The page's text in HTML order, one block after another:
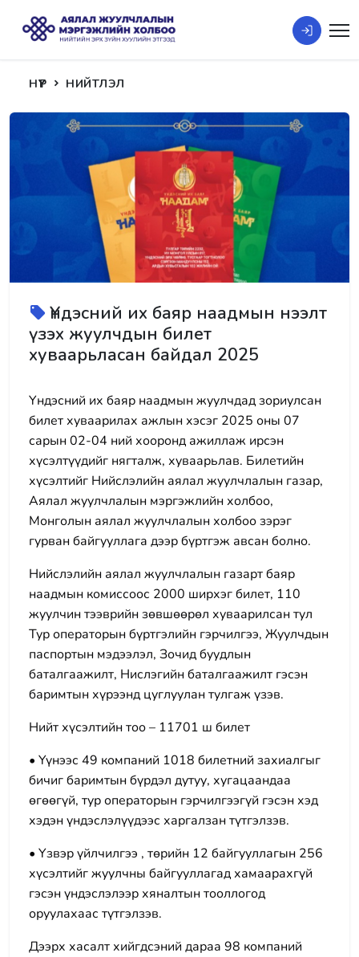
НҮҮР НИЙТЛЭЛ
Үндэсний их баяр наадмын нээлт
үзэх жуулчдын билет
хуваарьласан байдал 2025
Үндэсний их баяр наадмын жуулчдад зориулсан
билет хуваарилах ажлын хэсэг 2025 оны 07
сарын 02-04 ний хооронд ажиллаж ирсэн
хүсэлтүүдийг нягталж, хуваарьлав. Билетийн
хүсэлтийг Нийслэлийн аялал жуулчлалын газар,
Аялал жуулчлалын мэргэжлийн холбоо,
Монголын аялал жуулчлалын холбоо зэрэг
гурван байгууллага дээр бүртгэж авсан болно.
Нийслэлийн аялал жуулчлалын газарт баяр
наадмын комиссоос 2000 ширхэг билет, 110
жуулчин тээврийн зөвшөөрөл хуваарилсан тул
Тур операторын бүртгэлийн гэрчилгээ, Жуулчдын
паспортын мэдээлэл, Зочид буудлын
баталгаажилт, Нислэгийн баталгаажилт гэсэн
баримтын хүрээнд цуглуулан тулгаж үзэв.
Нийт хүсэлтийн тоо – 11701 ш билет
• Үүнээс 49 компаний 1018 билетний захиалгыг
бичиг баримтын бүрдэл дутуу, хугацаандаа
өгөөгүй, тур операторын гэрчилгээгүй гэсэн хэд
хэдэн үндэслэлүүдээс харгалзан түтгэлзэв.
• Үзвэр үйлчилгээ , төрийн 12 байгууллагын 256
хүсэлтийг жуулчны байгууллагад хамаарахгүй
гэсэн үндэслэлээр хяналтын тооллогод
оруулахаас түтгэлзэв.
Дээрх хасалт хийгдсэний дараа 98 компаний